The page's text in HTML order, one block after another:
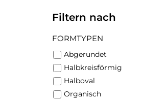
Filtern nach
FORMTYPEN
Abgerundet
Halbkreisförmig
Halboval
Organisch